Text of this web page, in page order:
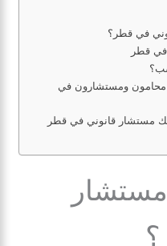
في قطر؟
في قطر
ومستشارون في
لك مستشار قانوني في قطر